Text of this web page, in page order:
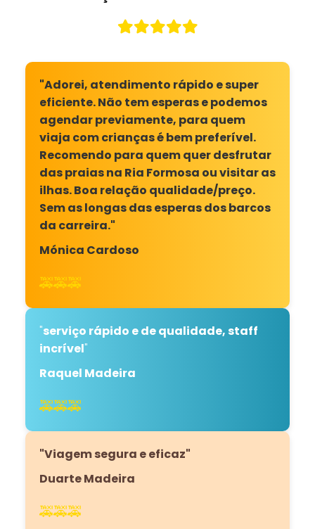
"Adorei, atendimento rápido e super
eficiente. Não tem esperas e podemos
agendar previamente, para quem
viaja com crianças é bem preferível.
Recomendo para quem quer desfrutar
das praias na Ria Formosa ou visitar as
ilhas. Boa relação qualidade/preço.
Sem as longas das esperas dos barcos
da carreira."
Mónica Cardoso
🚕🚕🚕
"serviço rápido e de qualidade, staff
incrível"
Raquel Madeira
🚕🚕🚕
"Viagem segura e eficaz"
Duarte Madeira
🚕🚕🚕